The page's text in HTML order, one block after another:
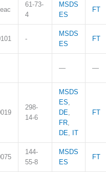
61-73-
4
MSDS
ES
FT
-
MSDS
ES
FT
— —
298-
14-6
MSDS
ES,
DE,
FR,
DE, IT
FT
144-
55-8
MSDS
ES
FT